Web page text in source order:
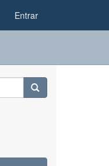
Entrar